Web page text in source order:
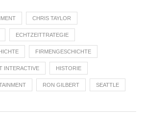
CHRIS TAYLOR
ECHTZEITTRATEGIE
FIRMENGESCHICHTE
INTERACTIVE HISTORIE
RON GILBERT SEATTLE